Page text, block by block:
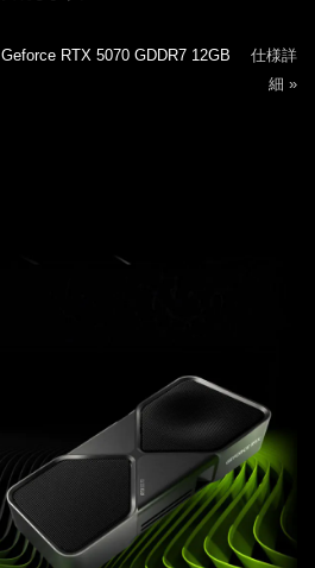
RTX 5070 GDDR7 12GB 仕様詳
細 »